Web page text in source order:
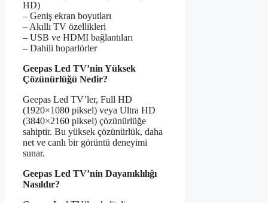
HD)
– Geniş ekran boyutları
– Akıllı TV özellikleri
– USB ve HDMI bağlantıları
– Dahili hoparlörler
Geepas Led TV’nin Yüksek
Çözünürlüğü Nedir?
Geepas Led TV’ler, Full HD
(1920×1080 piksel) veya Ultra HD
(3840×2160 piksel) çözünürlüğe
sahiptir. Bu yüksek çözünürlük, daha
net ve canlı bir görüntü deneyimi
sunar.
Geepas Led TV’nin Dayanıklılığı
Nasıldır?